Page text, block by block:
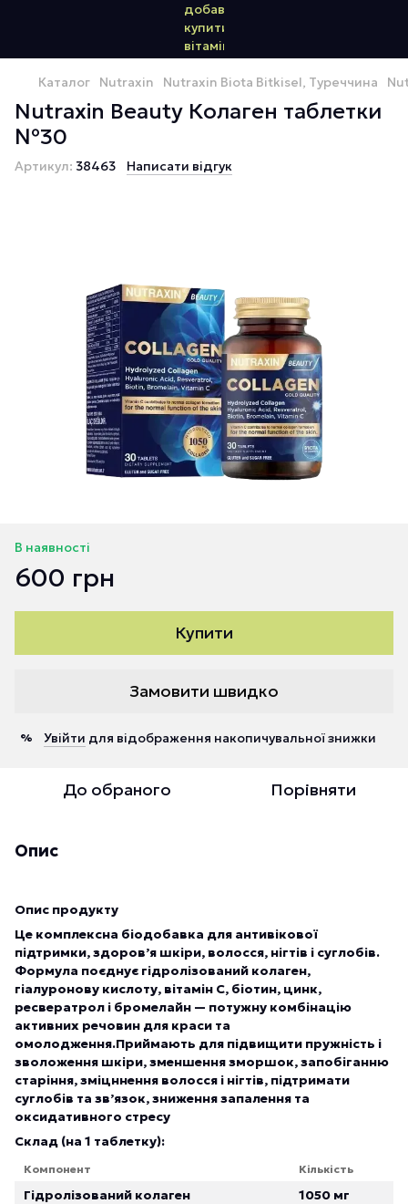
Каталог Nutraxin Nutraxin Biota Bitkisel, Туреччина
Nutraxin Beauty Колаген таблетки
№30
Артикул: 38463 Написати відгук
В наявності
600 грн
Купити
Замовити швидко
% Увійти для відображення накопичувальної знижки
До обраного Порівняти
Опис
Опис продукту
Це комплексна біодобавка для антивікової
підтримки, здоров’я шкіри, волосся, нігтів і суглобів.
Формула поєднує гідролізований колаген,
гіалуронову кислоту, вітамін C, біотин, цинк,
ресвератрол і бромелайн — потужну комбінацію
активних речовин для краси та
омолодження.Приймають для підвищити пружність і
зволоження шкіри, зменшення зморшок, запобіганню
старіння, зміцннення волосся і нігтів, підтримати
суглобів та зв’язок, зниження запалення та
оксидативного стресу
Склад (на 1 таблетку):
Компонент Кількість
Гідролізований колаген
1050 мг